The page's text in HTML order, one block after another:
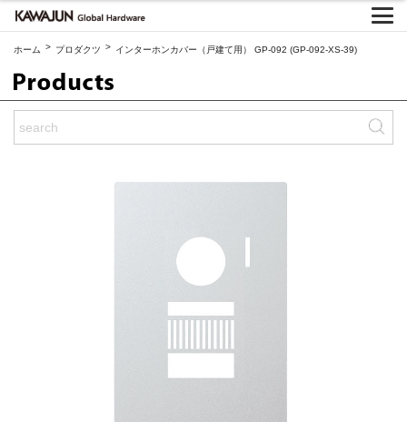
ホーム > プロダクツ > インターホンカバー（戸建て用） GP-092 (GP-092-XS-39)